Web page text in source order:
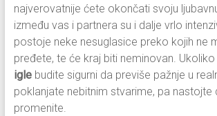
najverovatnije ćete okončati svoju
između vas i partnera su i dalje vrlo
postoje neke nesuglasice preko kojih ne
pređete, te će kraj biti neminovan. Ukoliko
iglebudite sigurni da previše pažnje u
poklanjate nebitnim stvarime, pa nastojte
promenite.